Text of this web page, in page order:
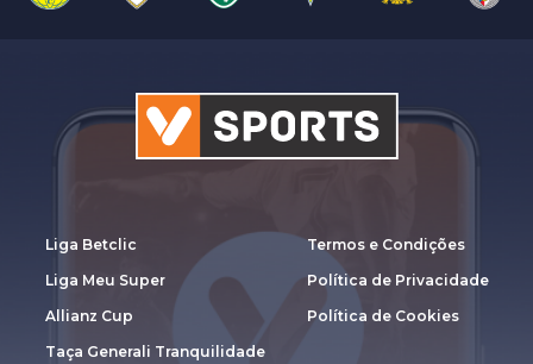
Liga Betclic
Liga Meu Super
Allianz Cup
Taça Generali Tranquilidade
Termos e Condições
Política de Privacidade
Política de Cookies